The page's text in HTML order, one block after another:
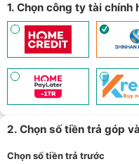
10 Nhận báo giá tốt nhất
mua số lượng lớn - (Xem
1. Chọn công ty tài chính
2. Chọn số tiền trả góp
Chọn số tiền trả trước